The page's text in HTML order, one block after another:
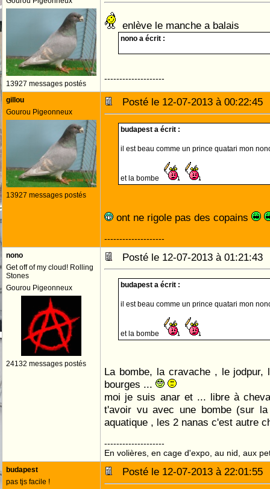
13927 messages postés
enlève le manche a balais
nono a écrit :
--------------------
gillou
Gourou Pigeonneux
13927 messages postés
Posté le 12-07-2013 à
budapest a écrit :
il est beau comme un prince quatari mon
et la bombe
ont ne rigole pas des copains
--------------------
nono
Get off of my cloud! Rolling
Stones
Gourou Pigeonneux
24132 messages postés
Posté le 12-07-2013 à
budapest a écrit :
il est beau comme un prince quatari mon
et la bombe
La bombe, la cravache , le
bourges ...
moi je suis anar et ... libre à
t'avoir vu avec une bombe (sur
aquatique , les 2 nanas c'est autre
--------------------
En volières, en cage d'expo, au nid, aux
budapest
pas tjs facile !
Posté le 12-07-2013 à